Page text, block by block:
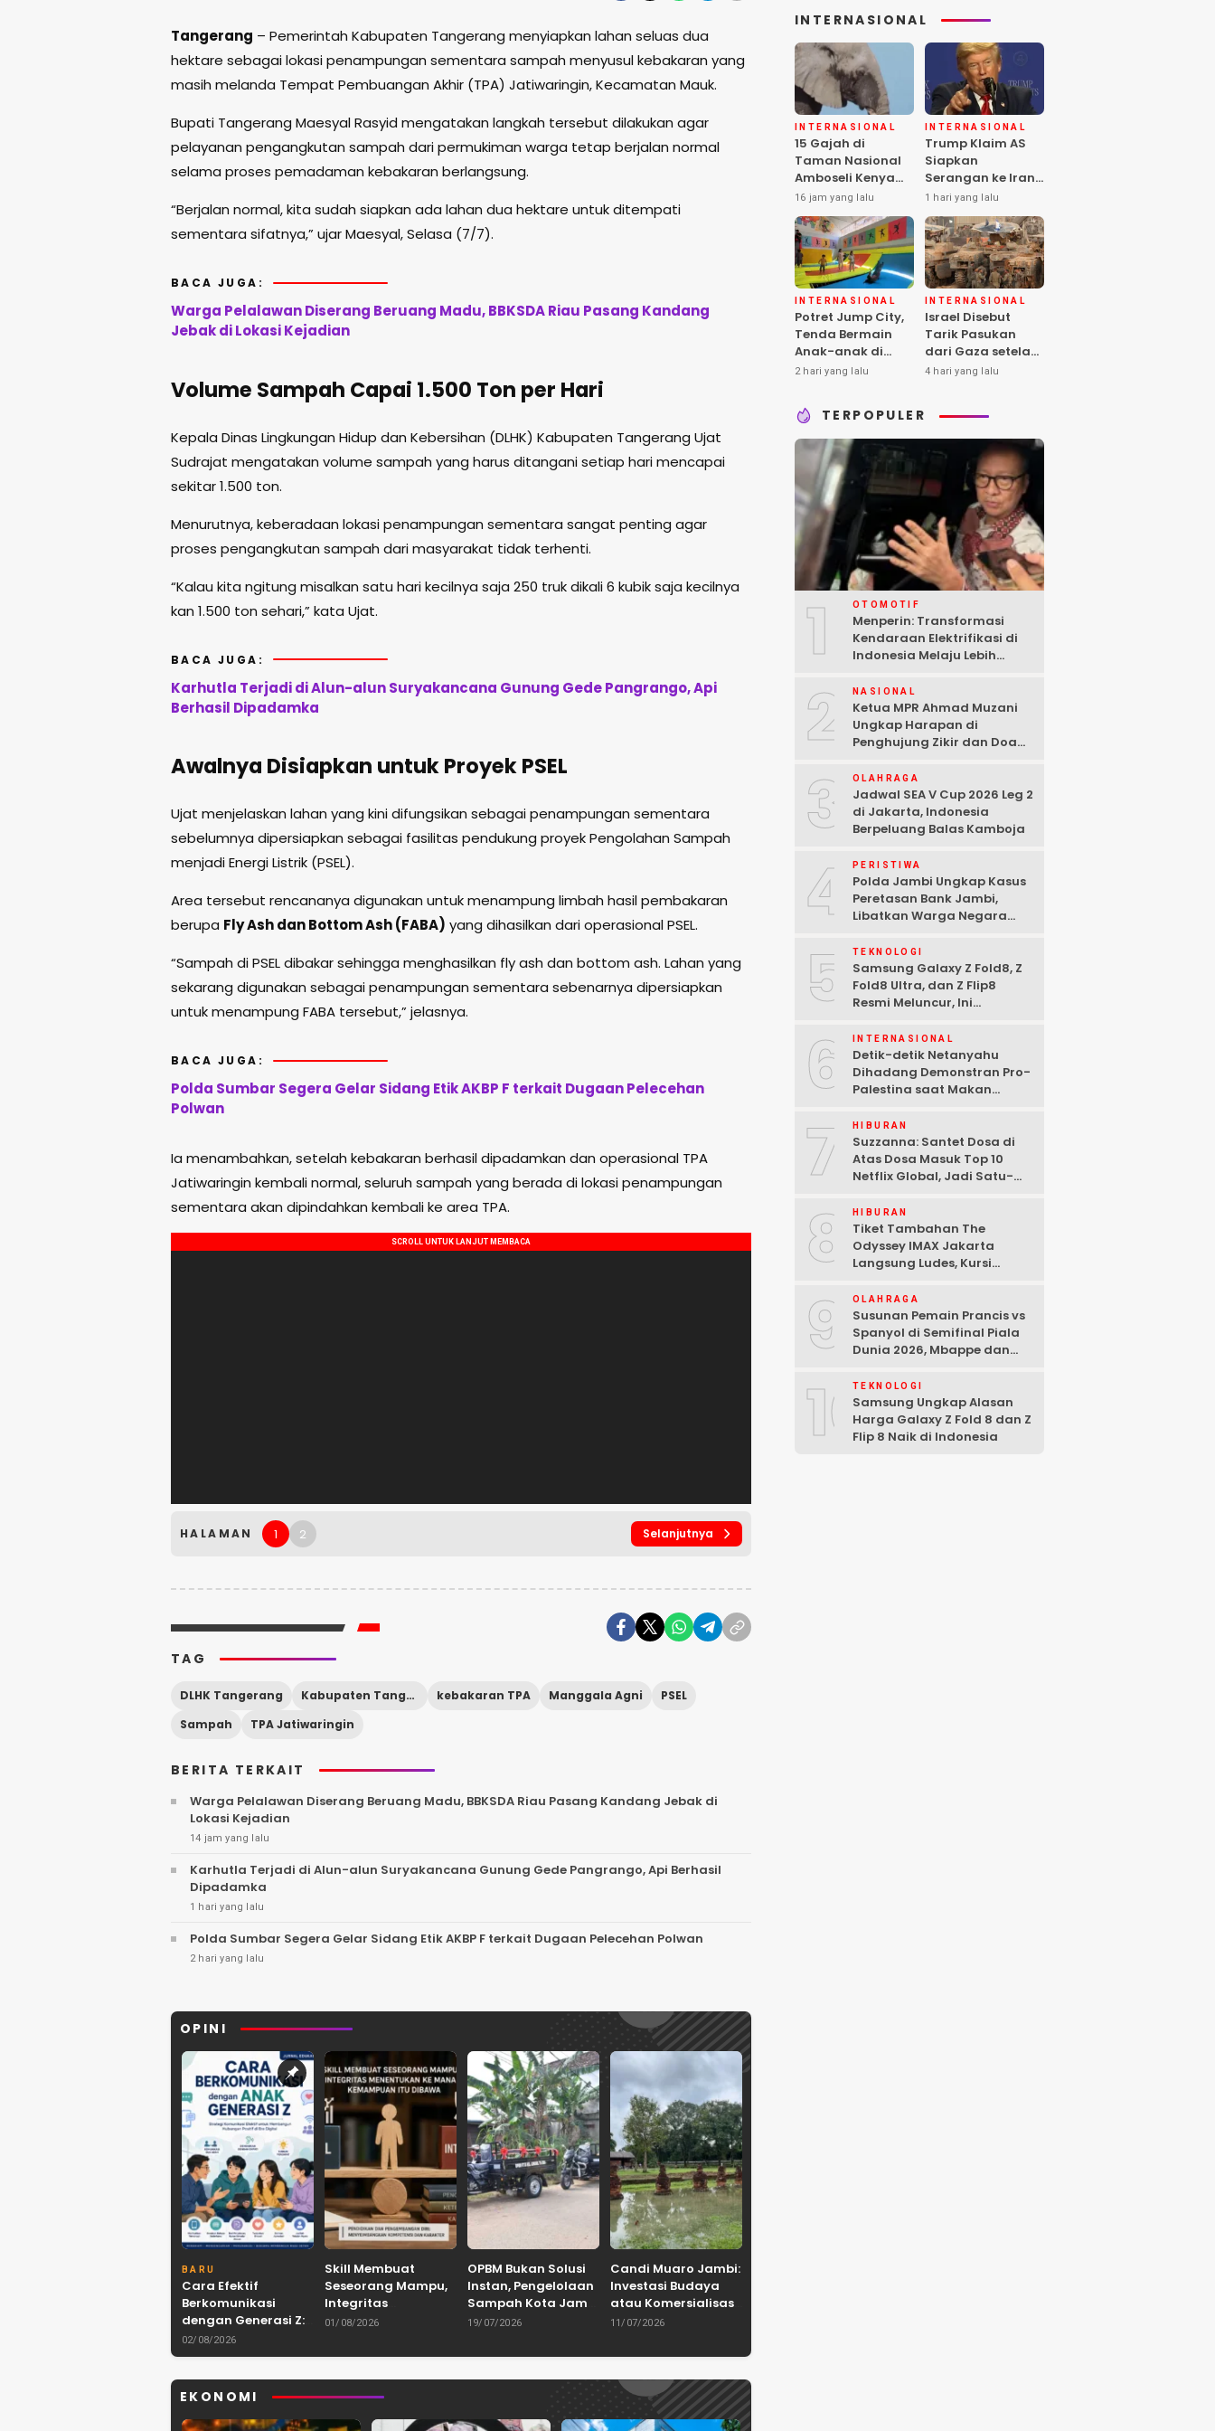
Tangerang – Pemerintah Kabupaten Tangerang menyiapkan lahan seluas dua
hektare sebagai lokasi penampungan sementara sampah menyusul kebakaran yang
masih melanda Tempat Pembuangan Akhir (TPA) Jatiwaringin, Kecamatan Mauk.
Bupati Tangerang Maesyal Rasyid mengatakan langkah tersebut dilakukan agar
pelayanan pengangkutan sampah dari permukiman warga tetap berjalan normal
selama proses pemadaman kebakaran berlangsung.
“Berjalan normal, kita sudah siapkan ada lahan dua hektare untuk ditempati
sementara sifatnya,” ujar Maesyal, Selasa (7/7).
BACA JUGA:
Warga Pelalawan Diserang Beruang Madu, BBKSDA Riau Pasang Kandang
Jebak di Lokasi Kejadian
Volume Sampah Capai 1.500 Ton per Hari
Kepala Dinas Lingkungan Hidup dan Kebersihan (DLHK) Kabupaten Tangerang Ujat
Sudrajat mengatakan volume sampah yang harus ditangani setiap hari mencapai
sekitar 1.500 ton.
Menurutnya, keberadaan lokasi penampungan sementara sangat penting agar
proses pengangkutan sampah dari masyarakat tidak terhenti.
“Kalau kita ngitung misalkan satu hari kecilnya saja 250 truk dikali 6 kubik saja kecilnya
kan 1.500 ton sehari,” kata Ujat.
BACA JUGA:
Karhutla Terjadi di Alun-alun Suryakancana Gunung Gede Pangrango, Api
Berhasil Dipadamka
Awalnya Disiapkan untuk Proyek PSEL
Ujat menjelaskan lahan yang kini difungsikan sebagai penampungan sementara
sebelumnya dipersiapkan sebagai fasilitas pendukung proyek Pengolahan Sampah
menjadi Energi Listrik (PSEL).
Area tersebut rencananya digunakan untuk menampung limbah hasil pembakaran
berupa Fly Ash dan Bottom Ash (FABA) yang dihasilkan dari operasional PSEL.
“Sampah di PSEL dibakar sehingga menghasilkan fly ash dan bottom ash. Lahan yang
sekarang digunakan sebagai penampungan sementara sebenarnya dipersiapkan
untuk menampung FABA tersebut,” jelasnya.
BACA JUGA:
Polda Sumbar Segera Gelar Sidang Etik AKBP F terkait Dugaan Pelecehan
Polwan
Ia menambahkan, setelah kebakaran berhasil dipadamkan dan operasional TPA
Jatiwaringin kembali normal, seluruh sampah yang berada di lokasi penampungan
sementara akan dipindahkan kembali ke area TPA.
HALAMAN 1 2 Selanjutnya
TAG
DLHK Tangerang Kabupaten Tangerang kebakaran TPA Manggala Agni
PSEL
Sampah
TPA Jatiwaringin
BERITA TERKAIT
Warga Pelalawan Diserang Beruang Madu, BBKSDA Riau Pasang Kandang Jebak di
Lokasi Kejadian
14 jam yang lalu
Karhutla Terjadi di Alun-alun Suryakancana Gunung Gede Pangrango, Api Berhasil
Dipadamka
1 hari yang lalu
Polda Sumbar Segera Gelar Sidang Etik AKBP F terkait Dugaan Pelecehan Polwan
2 hari yang lalu
OPINI
BARU
Cara Efektif
Berkomunikasi
dengan Generasi Z:
Strategi,
Karakteristik, dan
02/08/2026
Skill Membuat
Seseorang Mampu,
Integritas
Menentukan Ke
Itu Dibawa
01/08/2026
OPBM Bukan Solusi
Instan, Pengelolaan
Sampah Kota Jambi
Tetap
Kolaborasi
19/07/2026
Candi Muaro Jambi:
Investasi Budaya
atau Komersialisasi
Sejarah?
11/07/2026
EKONOMI
INTERNASIONAL
INTERNASIONAL
15 Gajah di
Taman Nasional
Amboseli Kenya
Mati, Diduga
Keracunan
Pestisida
16 jam yang lalu
INTERNASIONAL
Trump Klaim AS
Siapkan
Serangan ke Iran
Terbesar sejak
Perang Dunia II
1 hari yang lalu
INTERNASIONAL
Potret Jump City,
Tenda Bermain
Anak-anak di
Tengah Perang
2 hari yang lalu
INTERNASIONAL
Israel Disebut
Tarik Pasukan
dari Gaza setelah
Hamas Selesai
4 hari yang lalu
TERPOPULER
1 OTOMOTIF
Menperin: Transformasi
Kendaraan Elektrifikasi di
Indonesia Melaju Lebih
2 NASIONAL
Ketua MPR Ahmad Muzani
Ungkap Harapan di
Penghujung Zikir dan Doa
3 OLAHRAGA
Jadwal SEA V Cup 2026 Leg 2
di Jakarta, Indonesia
Berpeluang Balas Kamboja
4 PERISTIWA
Polda Jambi Ungkap Kasus
Peretasan Bank Jambi,
Libatkan Warga Negara
Tersangka Ditangkap
5 TEKNOLOGI
Samsung Galaxy Z Fold8, Z
Fold8 Ultra, dan Z Flip8
Resmi Meluncur, Ini
6 INTERNASIONAL
Detik-detik Netanyahu
Dihadang Demonstran Pro-
Palestina saat Makan
7 HIBURAN
Suzzanna: Santet Dosa di
Atas Dosa Masuk Top 10
Netflix Global, Jadi Satu-
8 HIBURAN
Tiket Tambahan The
Odyssey IMAX Jakarta
Langsung Ludes, Kursi
9 OLAHRAGA
Susunan Pemain Prancis vs
Spanyol di Semifinal Piala
Dunia 2026, Mbappe dan
10TEKNOLOGI
Samsung Ungkap Alasan
Harga Galaxy Z Fold 8 dan Z
Flip 8 Naik di Indonesia